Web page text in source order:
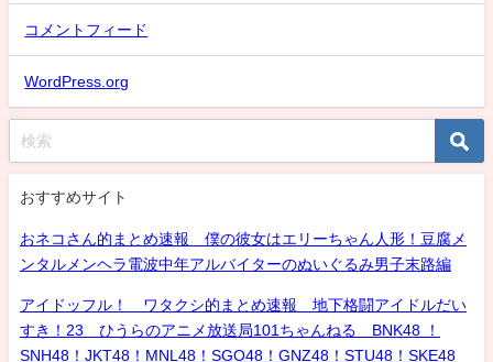
コメントフィード
WordPress.org
おすすめサイト
おネコさん的まとめ速報 僕の彼女はエリーちゃん人形！豆腐メ
ンタルメンヘラ電波中年アルバイターのぬいぐるみ男子末路編
アイドッフル！ ワタクシ的まとめ速報 地下格闘アイドルだい
すき！23 ひうらのアニメ放送局101ちゃんねる BNK48 ！
SNH48！JKT48！MNL48！SGO48！GNZ48！STU48！SKE48